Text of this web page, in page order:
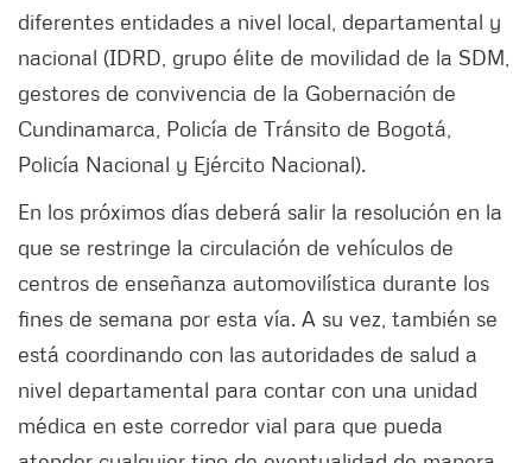
diferentes entidades a nivel local, departamental y
nacional (IDRD, grupo élite de movilidad de la SDM,
gestores de convivencia de la Gobernación de
Cundinamarca, Policía de Tránsito de Bogotá,
Policía Nacional y Ejército Nacional).
En los próximos días deberá salir la resolución en la
que se restringe la circulación de vehículos de
centros de enseñanza automovilística durante los
fines de semana por esta vía. A su vez, también se
está coordinando con las autoridades de salud a
nivel departamental para contar con una unidad
médica en este corredor vial para que pueda